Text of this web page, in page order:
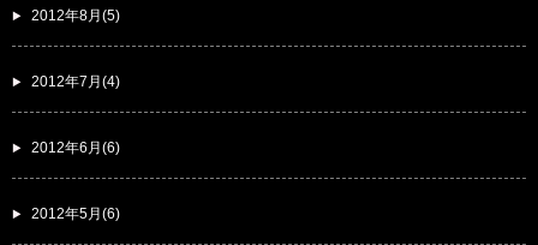
2012年8月(5)
2012年7月(4)
2012年6月(6)
2012年5月(6)